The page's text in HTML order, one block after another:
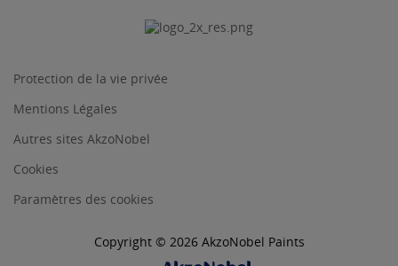
Protection de la vie privée
Mentions Légales
Autres sites AkzoNobel
Cookies
Paramètres des cookies
Copyright © 2026 AkzoNobel Paints